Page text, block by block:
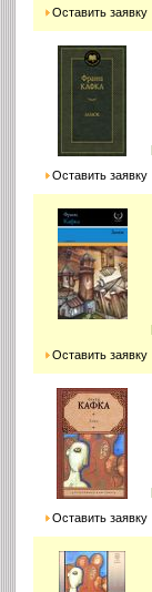
Оставить заявку
Оставить заявку
Оставить заявку
Оставить заявку